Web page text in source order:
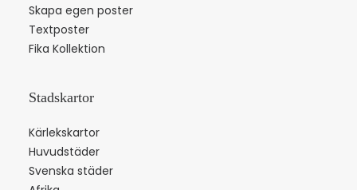
Skapa egen poster
Textposter
Fika Kollektion
Stadskartor
Kärlekskartor
Huvudstäder
Svenska städer